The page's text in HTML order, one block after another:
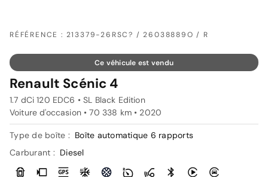
RÉFÉRENCE : 213379-26RSC? / 26038889O / R
Ce véhicule est vendu
Renault Scénic 4
1.7 dCi 120 EDC6 • SL Black Edition
Voiture d'occasion • 70 338 km • 2020
Type de boîte : Boîte automatique 6 rapports
Carburant : Diesel